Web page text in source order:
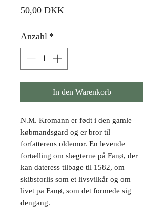
50,00 DKK
Anzahl *
In den Warenkorb
N.M. Kromann er født i den gamle
købmandsgård og er bror til
forfatterens oldemor. En levende
fortælling om slægterne på Fanø, der
kan dateress tilbage til 1582, om
skibsforlis som et livsvilkår og om
livet på Fanø, som det formede sig
dengang.